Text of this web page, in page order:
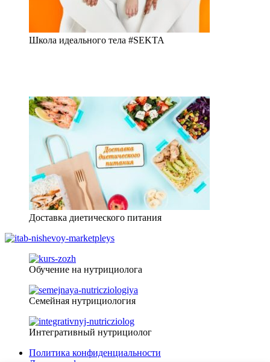
Школа идеального тела #SEKTA
Доставка диетического питания
Обучение на нутрициолога
Семейная нутрициология
Интегративный нутрициолог
Политика конфиденциальности